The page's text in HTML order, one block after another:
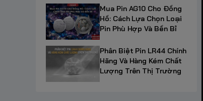
Mua Pin AG10 Cho Đồng
Hồ: Cách Lựa Chọn Loại
Pin Phù Hợp Và Bền Bỉ
Phân Biệt Pin LR44 Chính
Hãng Và Hàng Kém Chất
Lượng Trên Thị Trường